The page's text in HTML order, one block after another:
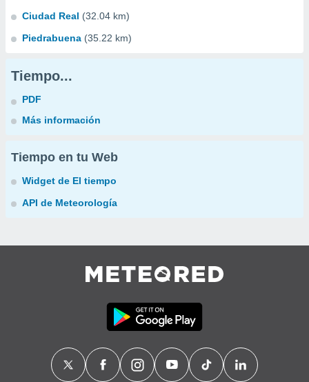
Ciudad Real (32.04 km)
Piedrabuena (35.22 km)
Tiempo...
PDF
Más información
Tiempo en tu Web
Widget de El tiempo
API de Meteorología